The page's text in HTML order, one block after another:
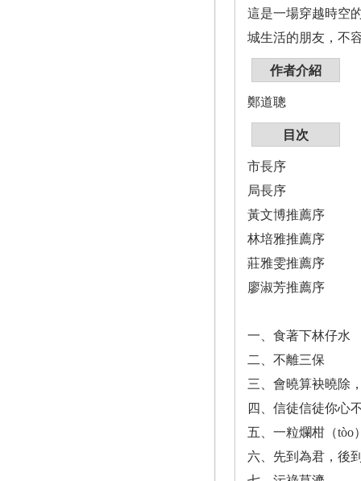
這是一場穿越時空
城生活的朋友，不
作者介紹
鄭道聰
目次
市長序
局長序
黃文博推薦序
林培雅推薦序
莊雅雯推薦序
廖淑芳推薦序
一、食著下林仔水
二、不離三保
三、會曉算袂曉除
四、信徒信徒你心
五、一粒爛柑（tòo
六、先到為君，後